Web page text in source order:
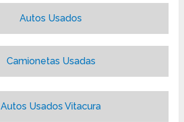
Autos Usados
Camionetas Usadas
Autos Usados Vitacura